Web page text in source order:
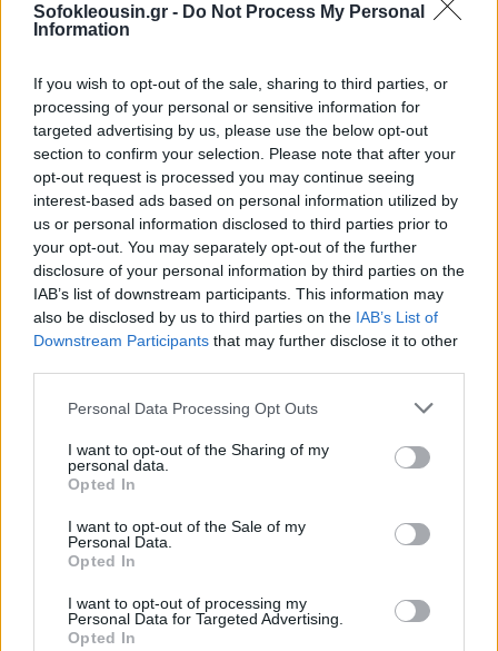
Sofokleousin.gr - Do Not Process My Personal
Information
If you wish to opt-out of the sale, sharing to third parties, or
processing of your personal or sensitive information for
targeted advertising by us, please use the below opt-out
section to confirm your selection. Please note that after your
opt-out request is processed you may continue seeing
interest-based ads based on personal information utilized by
us or personal information disclosed to third parties prior to
your opt-out. You may separately opt-out of the further
disclosure of your personal information by third parties on the
IAB’s list of downstream participants. This information may
also be disclosed by us to third parties on the IAB’s List of
Downstream Participants that may further disclose it to other
Personal Data Processing Opt Outs
I want to opt-out of the Sharing of my
personal data.
Opted In
I want to opt-out of the Sale of my
Personal Data.
Opted In
I want to opt-out of processing my
Personal Data for Targeted Advertising.
Opted In
χημειοθεραπειών)
(αξιολόγηση)
1 χάλκινο για του ξενώνες φιλοξενίας
ογκολογικών ασθενών
Οι διακρίσεις αυτές αποτελούν έμπρακτη
αναγνώριση της στρατηγικής μετασχηματισμού που
υλοποιείται τα τελευταία δύο χρόνια στο
Νοσοκομείο Μεταξά, δήλωσε ο διοικητής του
νοσοκομείου Σαράντος Ευσταθόπουλος.